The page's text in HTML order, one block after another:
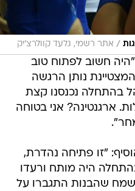
/ אתר רשמי, גלעד קוולרצ'יק
חשוב לפתוח טוב
נותן הרגשה
בהתחלה נכנסנו קצת
ארגנטינה? אני בטוחה
"זו פתיחה נהדרת,
היה מותח ורעדו
שמח שהבנות התגברו על